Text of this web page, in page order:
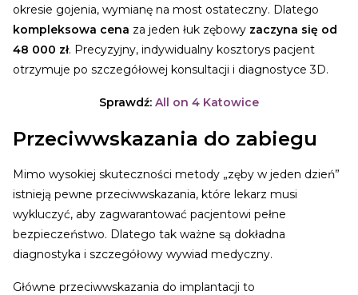
okresie gojenia, wymianę na most ostateczny. Dlatego
kompleksowa cena za jeden łuk zębowy zaczyna się od
48 000 zł. Precyzyjny, indywidualny kosztorys pacjent
otrzymuje po szczegółowej konsultacji i diagnostyce 3D.
Sprawdź: All on 4 Katowice
Przeciwwskazania do zabiegu
Mimo wysokiej skuteczności metody „zęby w jeden dzień”
istnieją pewne przeciwwskazania, które lekarz musi
wykluczyć, aby zagwarantować pacjentowi pełne
bezpieczeństwo. Dlatego tak ważne są dokładna
diagnostyka i szczegółowy wywiad medyczny.
Główne przeciwwskazania do implantacji to